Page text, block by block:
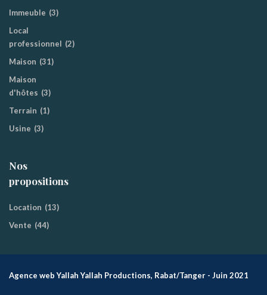
Immeuble (3)
Local
professionnel (2)
Maison (31)
Maison
d'hôtes (3)
Terrain (1)
Usine (3)
Nos
propositions
Location (13)
Vente (44)
Agence web Yallah Yallah Productions, Rabat/Tanger - Juin 2021